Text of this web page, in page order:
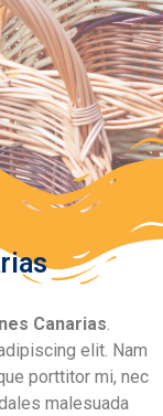
Canarias.
elit. Nam
porttitor mi, nec
malesuada